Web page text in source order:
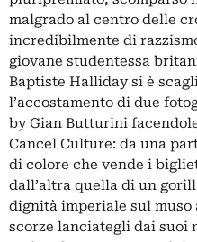
malgrado al centro delle
incredibilmente di
giovane studentessa
Baptiste Halliday si è
l’accostamento di due
by Gian Butturini
Cancel Culture: da una
di colore che vende i
dall’altra quella di un
dignità imperiale sul muso
scorze lanciategli dai suoi